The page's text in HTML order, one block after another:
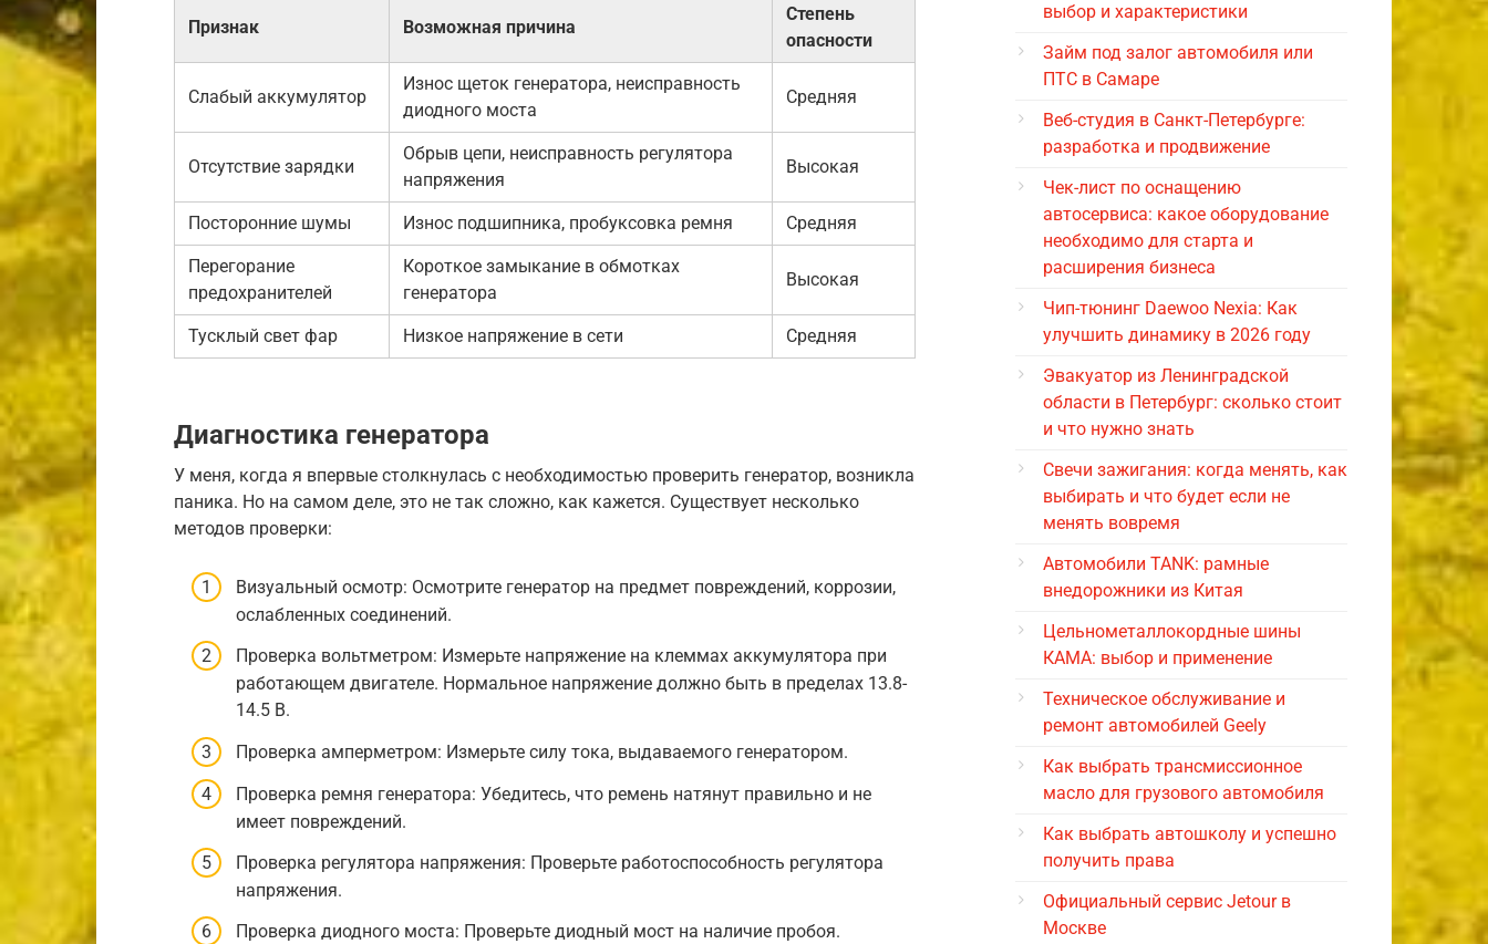
Признак Возможная причина
Степень
опасности
Слабый аккумулятор
Износ щеток генератора, неисправность
диодного моста
Средняя
Отсутствие зарядки
Обрыв цепи, неисправность регулятора
напряжения
Высокая
Посторонние шумы Износ подшипника, пробуксовка ремня Средняя
Перегорание
предохранителей
Короткое замыкание в обмотках
генератора
Высокая
Тусклый свет фар Низкое напряжение в сети Средняя
Диагностика генератора
У меня, когда я впервые столкнулась с необходимостью проверить генератор, возникла
паника. Но на самом деле, это не так сложно, как кажется. Существует несколько
методов проверки:
Визуальный осмотр: Осмотрите генератор на предмет повреждений, коррозии,
ослабленных соединений.
Проверка вольтметром: Измерьте напряжение на клеммах аккумулятора при
работающем двигателе. Нормальное напряжение должно быть в пределах 13.8-
14.5 В.
Проверка амперметром: Измерьте силу тока, выдаваемого генератором.
Проверка ремня генератора: Убедитесь, что ремень натянут правильно и не
имеет повреждений.
Проверка регулятора напряжения: Проверьте работоспособность регулятора
напряжения.
Проверка диодного моста: Проверьте диодный мост на наличие пробоя.
выбор и характеристики
Займ под залог автомобиля или
ПТС в Самаре
Веб-студия в Санкт-Петербурге:
разработка и продвижение
Чек-лист по оснащению
автосервиса: какое оборудование
необходимо для старта и
расширения бизнеса
Чип-тюнинг Daewoo Nexia: Как
улучшить динамику в 2026 году
Эвакуатор из Ленинградской
области в Петербург: сколько стоит
и что нужно знать
Свечи зажигания: когда менять, как
выбирать и что будет если не
менять вовремя
Автомобили TANK: рамные
внедорожники из Китая
Цельнометаллокордные шины
КАМА: выбор и применение
Техническое обслуживание и
ремонт автомобилей Geely
Как выбрать трансмиссионное
масло для грузового автомобиля
Как выбрать автошколу и успешно
получить права
Официальный сервис Jetour в
Москве